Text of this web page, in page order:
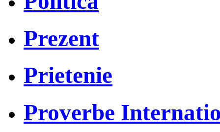
Prezent
Prietenie
Proverbe